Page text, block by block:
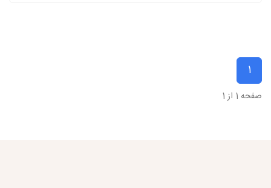
1
صفحه 1 از 1